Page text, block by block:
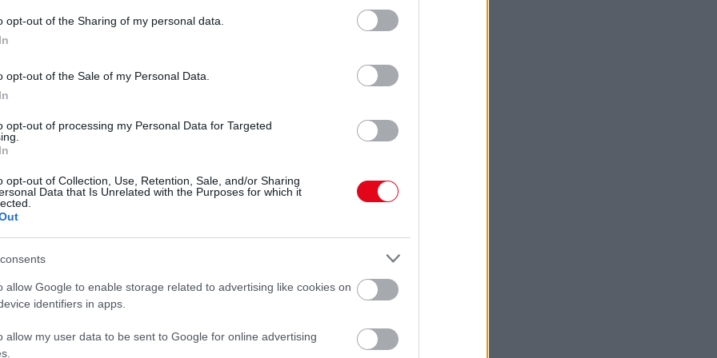
opt-out of the Sharing of my personal data.
opt-out of the Sale of my Personal Data.
opt-out of processing my Personal Data for Targeted
opt-out of Collection, Use, Retention, Sale, and/or Sharing
Data that Is Unrelated with the Purposes for which it
allow Google to enable storage related to advertising like cookies on
identifiers in apps.
allow my user data to be sent to Google for online advertising
bevezetett egységesítés gyakran figyelmen
biztonsági érvek megdőlése után a
kérdéssé válik, ami hosszú távon